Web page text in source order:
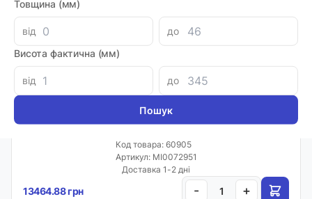
Товщина (мм)
від
до
Висота фактична (мм)
від до
Артикул: MI0072950
Доставка 1-2 дні
5400.20 грн
ЕЛЕМЕНТИ КОРПУСІВ
Код товара: 60905
Артикул: MI0072951
Доставка 1-2 дні
13464.88 грн - +